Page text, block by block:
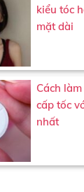
kiểu tóc
mặt dài
Cách
cấp tốc
nhất